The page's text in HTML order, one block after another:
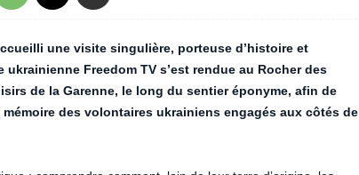
une visite singulière, porteuse d’histoire et
ukrainienne Freedom TV s’est rendue au Rocher des
de la Garenne, le long du sentier éponyme, afin de
des volontaires ukrainiens engagés aux côtés de